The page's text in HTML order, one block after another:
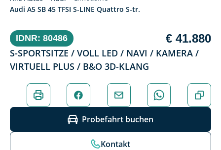
Audi A5 SB 45 TFSI S-LINE Quattro S-tr.
IDNR: 80486 € 41.880
S-SPORTSITZE / VOLL LED / NAVI / KAMERA /
VIRTUELL PLUS / B&O 3D-KLANG
Probefahrt buchen
Kontakt